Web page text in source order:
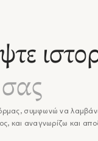
συμφωνώ να
και αναγνωρίζω και